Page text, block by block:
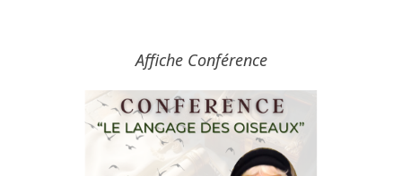
Affiche Conférence